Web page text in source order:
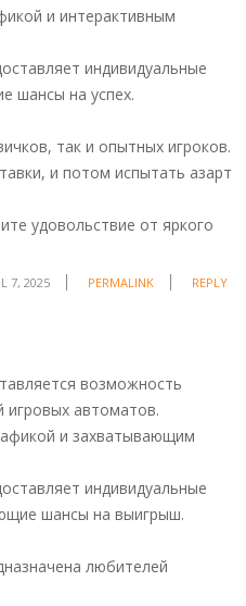
и интерактивным
индивидуальные
шансы на успех.
так и опытных игроков.
и потом испытать азарт
удовольствие от яркого
7, 2025 PERMALINK REPLY
возможность
игровых автоматов.
и захватывающим
индивидуальные
шансы на выигрыш.
любителей